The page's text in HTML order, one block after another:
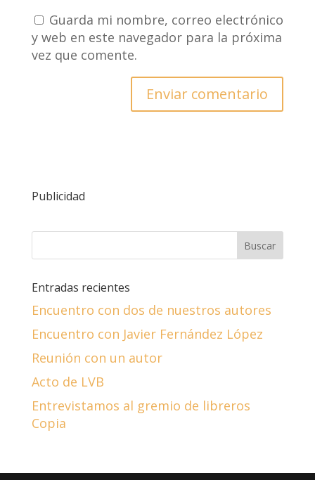
Guarda mi nombre, correo electrónico
y web en este navegador para la próxima
vez que comente.
Publicidad
Entradas recientes
Encuentro con dos de nuestros autores
Encuentro con Javier Fernández López
Reunión con un autor
Acto de LVB
Entrevistamos al gremio de libreros
Copia